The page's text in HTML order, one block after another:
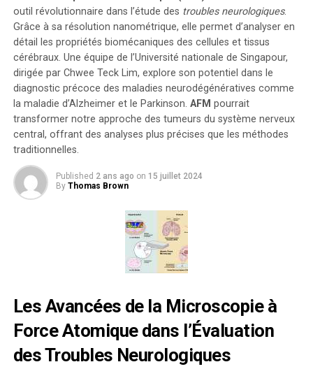
outil révolutionnaire dans l’étude des troubles neurologiques.
Grâce à sa résolution nanométrique, elle permet d’analyser en
détail les propriétés biomécaniques des cellules et tissus
cérébraux. Une équipe de l’Université nationale de Singapour,
dirigée par Chwee Teck Lim, explore son potentiel dans le
diagnostic précoce des maladies neurodégénératives comme
la maladie d’Alzheimer et le Parkinson. AFM pourrait
transformer notre approche des tumeurs du système nerveux
central, offrant des analyses plus précises que les méthodes
traditionnelles.
Published 2 ans ago on 15 juillet 2024
By Thomas Brown
Les Avancées de la Microscopie à
Force Atomique dans l’Évaluation
des Troubles Neurologiques